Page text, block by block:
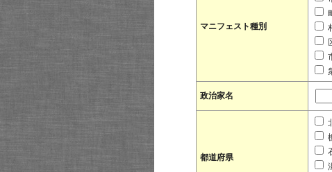
マニフェスト種別
政治家名
都道府県